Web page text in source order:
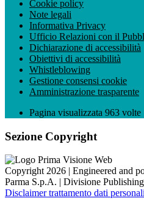
Cookie policy
Note legali
Informativa Privacy
Ufficio Relazioni con il
Dichiarazione di accessibilità
Obiettivi di accessibilità
Whistleblowing
Gestione consensi cookie
Amministrazione trasparente
Pagina visualizzata 963 volte
Sezione Copyright
Copyright 2026 | Engineered and
Parma S.p.A. | Divisione
Disclaimer trattamento dati